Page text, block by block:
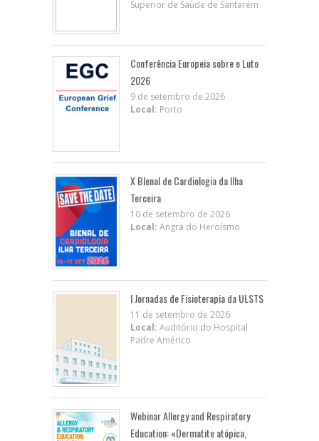
Superior de Saúde de Santarém
Conferência Europeia sobre o Luto
2026
9 de setembro de 2026
Local: Porto
X BIenal de Cardiologia da Ilha
Terceira
10 de setembro de 2026
Local: Angra do Heroísmo
I Jornadas de Fisioterapia da ULSTS
11 de setembro de 2026
Local: Auditório do Hospital
Padre Américo
Webinar Allergy and Respiratory
Education: «Dermatite atópica,